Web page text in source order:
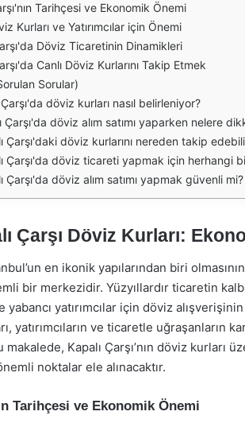
Tarihçesi ve Ekonomik Önemi
Kurları ve Yatırımcılar için Önemi
Döviz Ticaretinin Dinamikleri
Canlı Döviz Kurlarını Takip Etmek
Sorular)
Çarşı'da döviz kurları nasıl belirleniyor?
Çarşı'da döviz alım satımı yaparken nelere
Çarşı'daki döviz kurlarını nereden takip
Çarşı'da döviz ticareti yapmak için herhangi
Çarşı'da döviz alım satımı yapmak güvenli mi?
Çarşı Döviz Kurları:
en ikonik yapılarından biri
bir merkezidir. Yüzyıllardır ticaretin
yatırımcılar için döviz
yatırımcıların ve ticaretle
makalede, Kapalı Çarşı’nın döviz
noktalar ele alınacaktır.
Tarihçesi ve Ekonomik Önemi